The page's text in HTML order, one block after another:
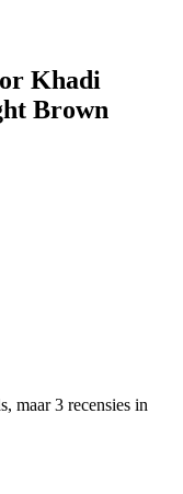
Khadi
Brown
maar 3 recensies in